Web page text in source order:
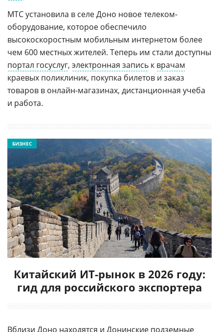
МТС установила в селе Доно новое телеком-
оборудование, которое обеспечило
высокоскоростным мобильным интернетом более
чем 600 местных жителей. Теперь им стали доступны
портал госуслуг, электронная запись к врачам
краевых поликлиник, покупка билетов и заказ
товаров в онлайн-магазинах, дистанционная учеба
и работа.
Китайский ИТ-рынок в 2026 году:
гид для российского экспортера
БИЗНЕС
Вблизи Доно находятся и Донинские подземные